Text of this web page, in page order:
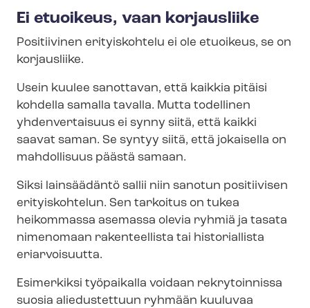
Ei etuoikeus, vaan korjausliike
Positiivinen erityiskohtelu ei ole etuoikeus, se on
korjausliike.
Usein kuulee sanottavan, että kaikkia pitäisi
kohdella samalla tavalla. Mutta todellinen
yhdenvertaisuus ei synny siitä, että kaikki
saavat saman. Se syntyy siitä, että jokaisella on
mahdollisuus päästä samaan.
Siksi lainsäädäntö sallii niin sanotun positiivisen
erityiskohtelun. Sen tarkoitus on tukea
heikommassa asemassa olevia ryhmiä ja tasata
nimenomaan rakenteellista tai historiallista
eriarvoisuutta.
Esimerkiksi työpaikalla voidaan rekrytoinnissa
suosia aliedustettuun ryhmään kuuluvaa